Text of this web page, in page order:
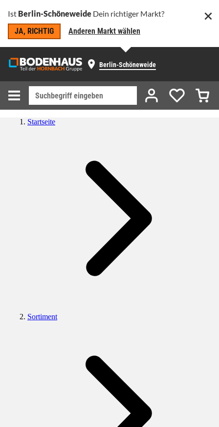
Ist Berlin-Schöneweide Dein richtiger Markt?
JA, RICHTIG
Anderen Markt wählen
Berlin-Schöneweide
Startseite
Sortiment